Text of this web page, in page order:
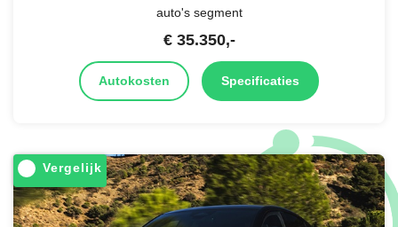
auto's segment
€ 35.350,-
Autokosten Specificaties
Vergelijk